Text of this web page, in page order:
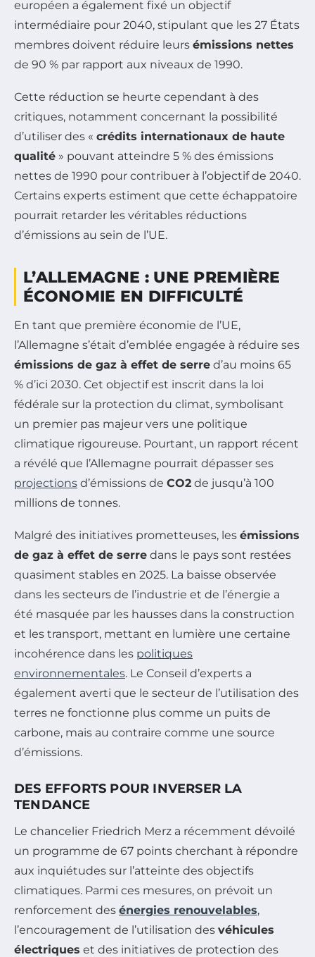
européen a également fixé un objectif
intermédiaire pour 2040, stipulant que les 27 États
membres doivent réduire leurs émissions nettes
de 90 % par rapport aux niveaux de 1990.
Cette réduction se heurte cependant à des
critiques, notamment concernant la possibilité
d’utiliser des « crédits internationaux de haute
qualité » pouvant atteindre 5 % des émissions
nettes de 1990 pour contribuer à l’objectif de 2040.
Certains experts estiment que cette échappatoire
pourrait retarder les véritables réductions
d’émissions au sein de l’UE.
L’ALLEMAGNE : UNE PREMIÈRE
ÉCONOMIE EN DIFFICULTÉ
En tant que première économie de l’UE,
l’Allemagne s’était d’emblée engagée à réduire ses
émissions de gaz à effet de serre d’au moins 65
% d’ici 2030. Cet objectif est inscrit dans la loi
fédérale sur la protection du climat, symbolisant
un premier pas majeur vers une politique
climatique rigoureuse. Pourtant, un rapport récent
a révélé que l’Allemagne pourrait dépasser ses
projections d’émissions de CO2 de jusqu’à 100
millions de tonnes.
Malgré des initiatives prometteuses, les émissions
de gaz à effet de serre dans le pays sont restées
quasiment stables en 2025. La baisse observée
dans les secteurs de l’industrie et de l’énergie a
été masquée par les hausses dans la construction
et les transport, mettant en lumière une certaine
incohérence dans les politiques
environnementales. Le Conseil d’experts a
également averti que le secteur de l’utilisation des
terres ne fonctionne plus comme un puits de
carbone, mais au contraire comme une source
d’émissions.
DES EFFORTS POUR INVERSER LA
TENDANCE
Le chancelier Friedrich Merz a récemment dévoilé
un programme de 67 points cherchant à répondre
aux inquiétudes sur l’atteinte des objectifs
climatiques. Parmi ces mesures, on prévoit un
renforcement des énergies renouvelables,
l’encouragement de l’utilisation des véhicules
électriques et des initiatives de protection des